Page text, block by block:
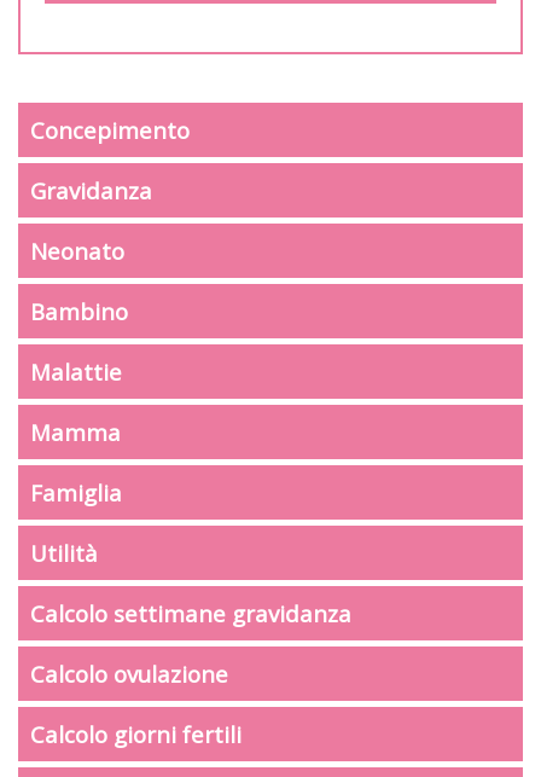
Concepimento
Gravidanza
Neonato
Bambino
Malattie
Mamma
Famiglia
Utilità
Calcolo settimane gravidanza
Calcolo ovulazione
Calcolo giorni fertili